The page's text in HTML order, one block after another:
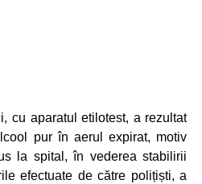
cu aparatul etilotest, a rezultat
pur în aerul expirat, motiv
la spital, în vederea stabilirii
efectuate de către polițiști, a